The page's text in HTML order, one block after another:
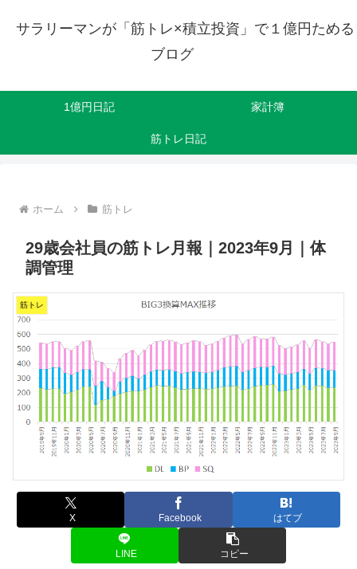
サラリーマンが「筋トレ×積立投資」で１億円ためる
ブログ
1億円日記 家計簿
筋トレ日記
ホーム 筋トレ
29歳会社員の筋トレ月報｜2023年9月｜体
調管理
筋トレ
X Facebook はてブ
LINE コピー